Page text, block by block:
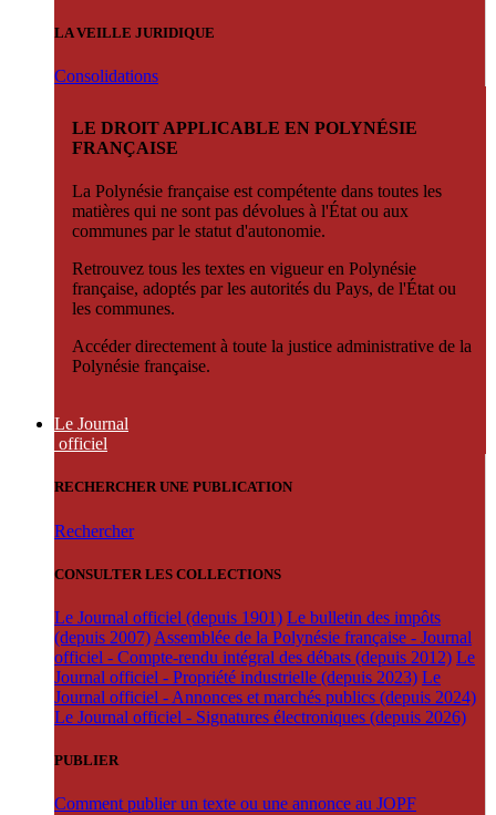
LA VEILLE JURIDIQUE
Consolidations
LE DROIT APPLICABLE EN POLYNÉSIE
FRANÇAISE
La Polynésie française est compétente dans toutes les
matières qui ne sont pas dévolues à l'État ou aux
communes par le statut d'autonomie.
Retrouvez tous les textes en vigueur en Polynésie
française, adoptés par les autorités du Pays, de l'État ou
les communes.
Accéder directement à toute la justice administrative de la
Polynésie française.
Le Journal
officiel
RECHERCHER UNE PUBLICATION
Rechercher
CONSULTER LES COLLECTIONS
Le Journal officiel (depuis 1901) Le bulletin des impôts
(depuis 2007) Assemblée de la Polynésie française - Journal
officiel - Compte-rendu intégral des débats (depuis 2012) Le
Journal officiel - Propriété industrielle (depuis 2023) Le
Journal officiel - Annonces et marchés publics (depuis 2024)
Le Journal officiel - Signatures électroniques (depuis 2026)
PUBLIER
Comment publier un texte ou une annonce au JOPF